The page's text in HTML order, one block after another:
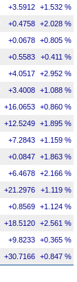
+3.5912 +1.532 %
+0.4758 +2.028 %
+0.0678 +0.805 %
+0.5583 +0.411 %
+4.0517 +2.952 %
+3.4008 +1.088 %
+16.0653 +0.860 %
+12.5249 +1.895 %
+7.2843 +1.159 %
+0.0847 +1.863 %
+6.4678 +2.166 %
+21.2976 +1.119 %
+0.8569 +1.124 %
+18.5120 +2.561 %
+9.8233 +0.365 %
+30.7166 +0.847 %